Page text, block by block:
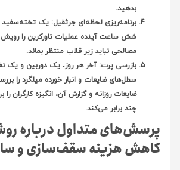
بدهید.
برنامه‌ریزی لحظه‌ای جرثقیل: یک تخته‌سفید
شش ساعت آینده عملیات تاورکرین را
مصالحی نباید زیر قلاب منتظر بماند.
بازرسی پرت: آخر هر روز، یک دوربین و یک
سطل‌های ضایعات و انبار خورده میلگرد را
ضایعات روزانه و گزارش آن، انگیزه کارگران
چند برابر می‌کند.
پرسش‌های متداول درباره
کاهش هزینه سقف‌سازی و